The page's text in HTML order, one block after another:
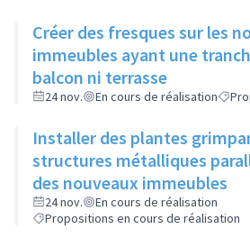
Créer des fresques sur les
immeubles ayant une
balcon ni terrasse
24 nov. En cours de réalisation
Installer des plantes
structures métalliques
des nouveaux immeubles
24 nov.
En cours de réalisation
Propositions en cours de réalisation